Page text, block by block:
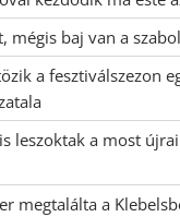
mégis baj van a
a fesztiválszezon
leszoktak a most
megtalálta a